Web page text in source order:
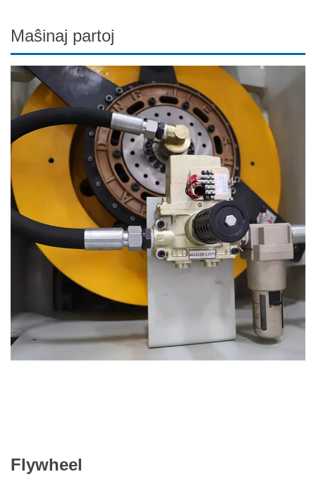
Maŝinaj partoj
Flywheel